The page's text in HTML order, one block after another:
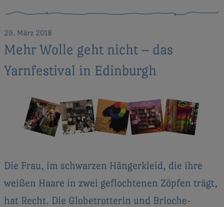
29. März 2018
Mehr Wolle geht nicht – das
Yarnfestival in Edinburgh
Die Frau, im schwarzen Hängerkleid, die ihre
weißen Haare in zwei geflochtenen Zöpfen trägt,
hat Recht. Die Globetrotterin und Brioche-